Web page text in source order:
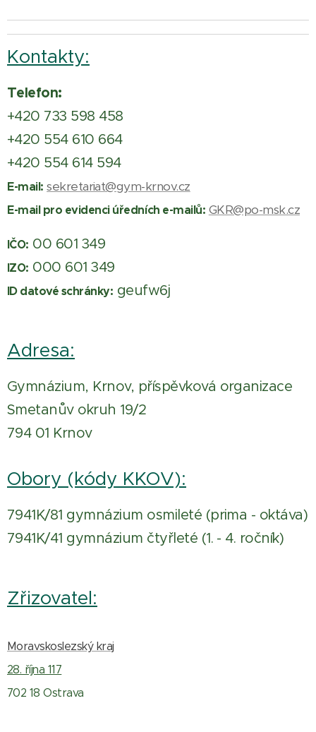
Kontakty:
Telefon:
+420 733 598 458
+420 554 610 664
+420 554 614 594
E-mail: sekretariat@gym-krnov.cz
E-mail pro evidenci úředních e-mailů: GKR@po-msk.cz
IČO: 00 601 349
IZO: 000 601 349
ID datové schránky: geufw6j
Adresa:
Gymnázium, Krnov, příspěvková organizace
Smetanův okruh 19/2
794 01 Krnov
Obory (kódy KKOV):
7941K/81 gymnázium osmileté (prima - oktáva)
7941K/41 gymnázium čtyřleté (1. - 4. ročník)
Zřizovatel:
Moravskoslezský kraj
28. října 117
702 18 Ostrava